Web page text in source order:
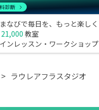
なびで毎日を、もっと楽しく
21,000 教室
ンレッスン・ワークショップ
ラウレアフラスタジオ
診断